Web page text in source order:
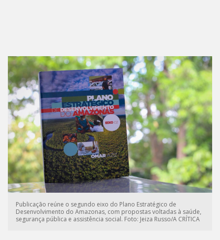
Publicação reúne o segundo eixo do Plano Estratégico de
Desenvolvimento do Amazonas, com propostas voltadas à saúde,
segurança pública e assistência social. Foto: Jeiza Russo/A CRÍTICA